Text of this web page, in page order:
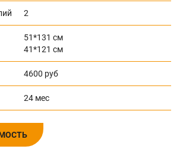
2
51*131 см
41*121 см
4600 руб
24 мес